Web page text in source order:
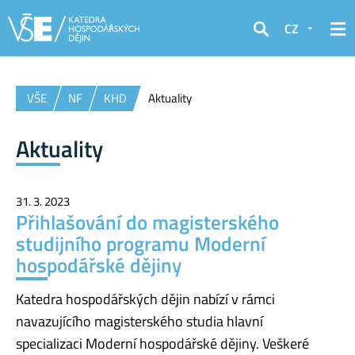
Hledat
CZ
VŠE NF KHD Aktuality
Aktuality
31. 3. 2023
Přihlašování do magisterského
studijního programu Moderní
hospodářské dějiny
Katedra hospodářských dějin nabízí v rámci
navazujícího magisterského studia hlavní
specializaci Moderní hospodářské dějiny. Veškeré